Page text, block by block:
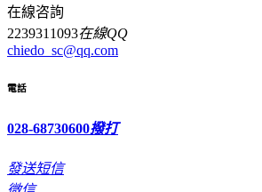
在線咨詢
2239311093在線QQ
chiedo_sc@qq.com
電話
028-68730600撥打
發送短信